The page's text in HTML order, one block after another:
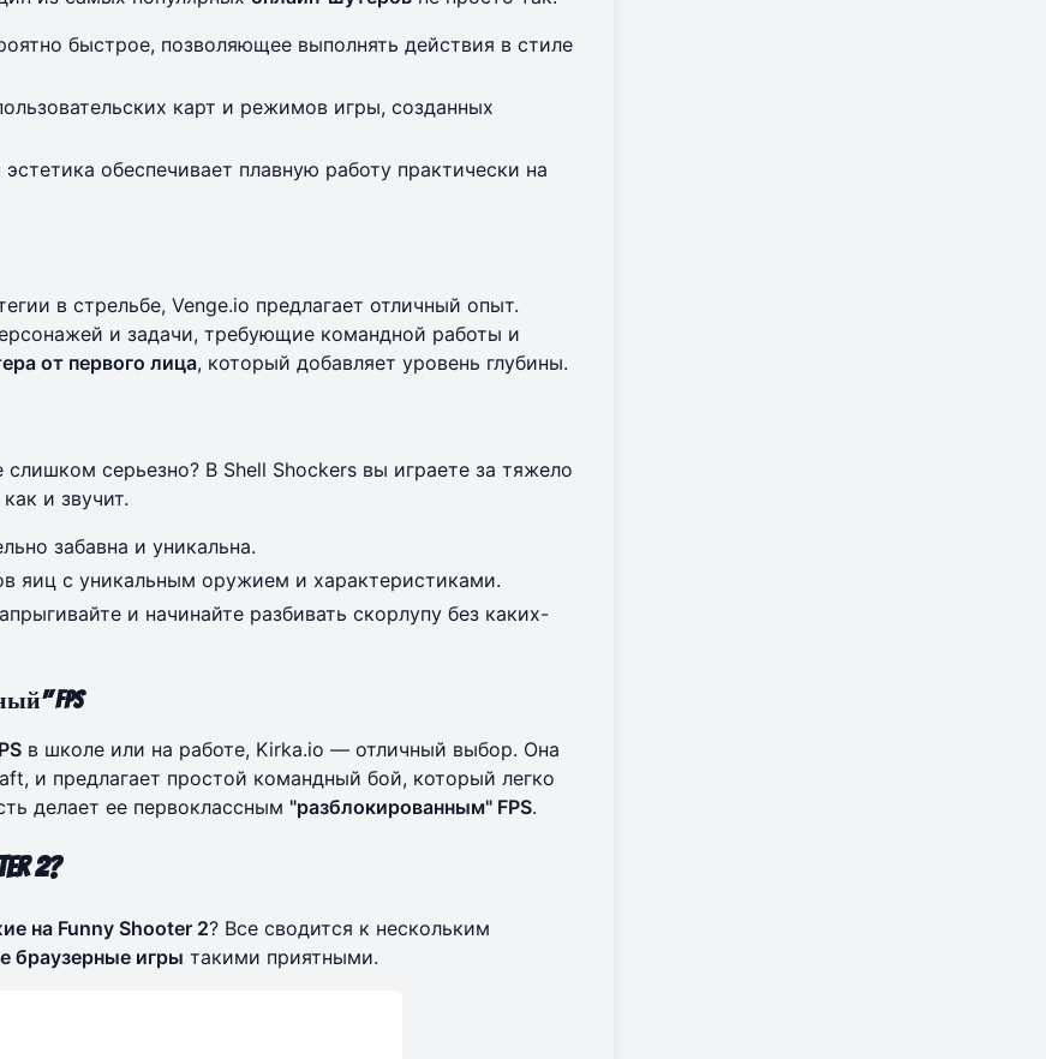
быстрое, позволяющее выполнять действия в стиле
карт и режимов игры, созданных
обеспечивает плавную работу практически на
в стрельбе, Venge.io предлагает отличный опыт.
и задачи, требующие командной работы и
от первого лица, который добавляет уровень глубины.
серьезно? В Shell Shockers вы играете за тяжело
и звучит.
забавна и уникальна.
яиц с уникальным оружием и характеристиками.
и начинайте разбивать скорлупу без каких-
FPS
в школе или на работе, Kirka.io — отличный выбор. Она
и предлагает простой командный бой, который легко
делает ее первоклассным "разблокированным" FPS.
2?
на Funny Shooter 2? Все сводится к нескольким
браузерные игры такими приятными.